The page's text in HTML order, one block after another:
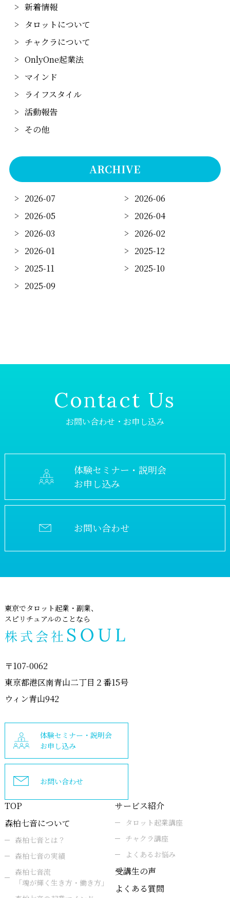
新着情報
タロットについて
チャクラについて
OnlyOne起業法
マインド
ライフスタイル
活動報告
その他
ARCHIVE
2026-07
2026-06
2026-05
2026-04
2026-03
2026-02
2026-01
2025-12
2025-11
2025-10
2025-09
Contact Us
お問い合わせ・お申し込み
体験セミナー・説明会
お申し込み
お問い合わせ
東京でタロット起業・副業、
スピリチュアルのことなら
〒107-0062
東京都港区南青山二丁目２番15号
ウィン青山942
体験セミナー・説明会
お申し込み
お問い合わせ
TOP
森柏七音について
森柏七音とは？
森柏七音の実績
森柏七音流
「魂が輝く生き方・働き方」
サービス紹介
タロット起業講座
チャクラ講座
よくあるお悩み
受講生の声
よくある質問